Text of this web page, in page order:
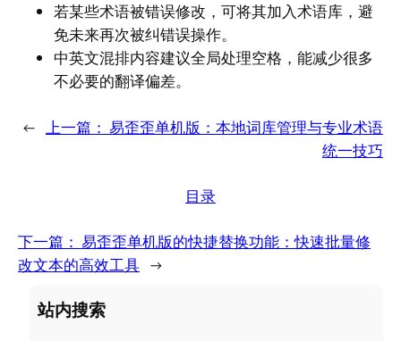
若某些术语被错误修改，可将其加入术语库，避
免未来再次被纠错误操作。
中英文混排内容建议全局处理空格，能减少很多
不必要的翻译偏差。
← 上一篇： 易歪歪单机版：本地词库管理与专业术语
统一技巧
目录
下一篇： 易歪歪单机版的快捷替换功能：快速批量修
改文本的高效工具 →
站内搜索